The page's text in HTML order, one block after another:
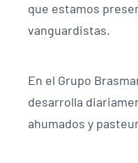
que estamos
vanguardistas.
En el Grupo
desarrolla
ahumados y